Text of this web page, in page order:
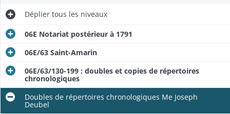
Déplier tous les niveaux
06E Notariat postérieur à 1791
06E/63 Saint-Amarin
06E/63/130-199 : doubles et copies de répertoires
chronologiques
Doubles de répertoires chronologiques Me Joseph
Deubel